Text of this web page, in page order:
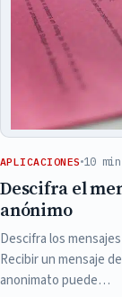
APLICACIONES 10
Descifra el
anónimo
Descifra los
Recibir un mensaje
anonimato puede…